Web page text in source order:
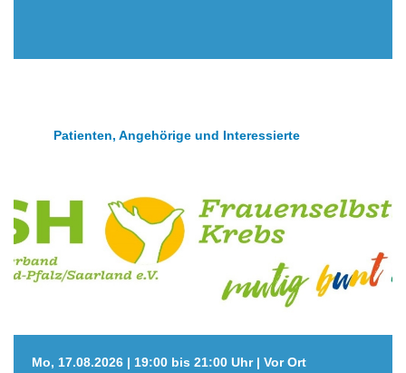
Patienten, Angehörige und Interessierte
Mo, 17.08.2026 | 19:00 bis 21:00 Uhr | Vor Ort